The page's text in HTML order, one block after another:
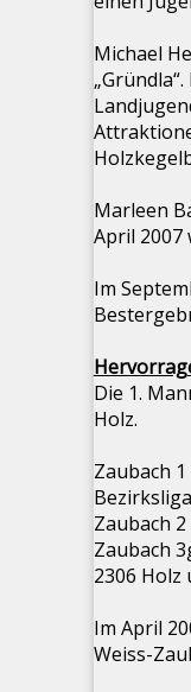
Michael
Marleen
April 2007
Im
Die 1.
Holz.
Zaubach
Zaubach
Zaubach
2306 Holz
Im April
Weiss-